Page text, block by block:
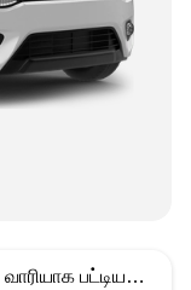
வாரியாக பட்டியலிடப்பட்டது